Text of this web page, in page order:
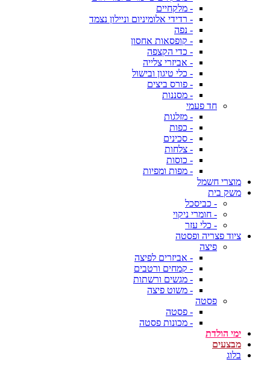
- מלקחיים
- רדידי אלומיניום וניילון נצמד
- נפה
- קופסאות אחסון
- כדי הקצפה
- אביזרי צלייה
- כלי טיגון ובישול
- פורס ביצים
- מסננות
חד פעמי
- מזלגות
- כפות
- סכינים
- צלחות
- כוסות
- מפות ומפיות
מוצרי חשמל
משק בית
- כביסכל
- חומרי ניקוי
- כלי עזר
ציוד פצריה ופסטה
פיצה
- אביזרים לפיצה
- קמחים ורטבים
- מגשים ורשתות
- משוט פיצה
פסטה
- פסטה
- מכונות פסטה
ימי הולדת
מבצעים
בלוג